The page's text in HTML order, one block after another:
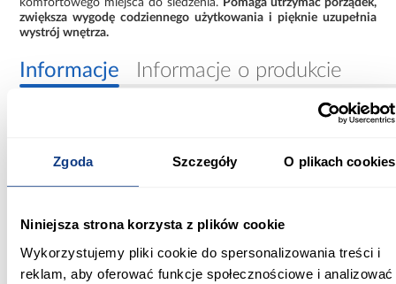
Zgoda Szczegóły O plikach cookies
Niniejsza strona korzysta z plików cookie
Wykorzystujemy pliki cookie do spersonalizowania treści i
reklam, aby oferować funkcje społecznościowe i analizować
zwiększa wygodę codziennego użytkowania i pięknie uzupełnia
wystrój wnętrza.
Informacje Informacje o produkcie
Głębokość [cm]:
Wysokość [cm]:
42.00